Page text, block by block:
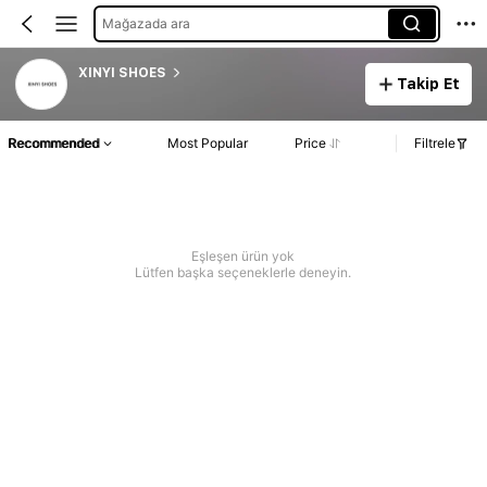
Mağazada ara
XINYI SHOES
Takip Et
Recommended Most Popular Price Filtrele
Eşleşen ürün yok
Lütfen başka seçeneklerle deneyin.